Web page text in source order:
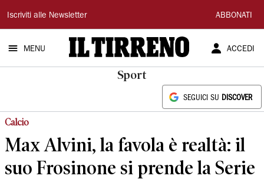
Il
Tirreno
Iscriviti alle Newsletter ABBONATI
MENU ACCEDI
Sport
SEGUICI SU DISCOVER
Calcio
Max Alvini, la favola è realtà: il
suo Frosinone si prende la Serie